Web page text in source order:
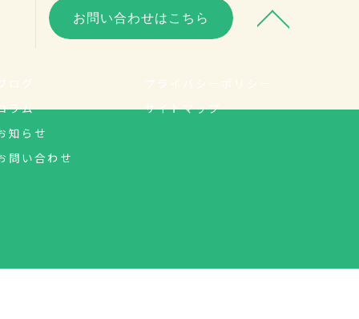
お問い合わせはこちら
ラム
知らせ
問い合わせ
サイトマップ